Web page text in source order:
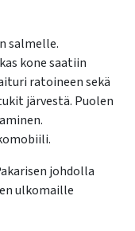
salmelle.
kone saatiin
ratoineen sekä
järvestä. Puolen
johdolla
ulkomaille